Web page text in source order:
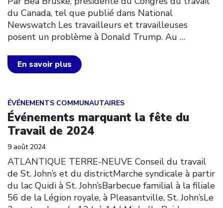
du Canada, tel que publié dans National
Newswatch Les travailleurs et travailleuses
posent un problème à Donald Trump. Au …
En savoir plus
ÉVÉNEMENTS COMMUNAUTAIRES
Événements marquant la fête du
Travail de 2024
9 août 2024
ATLANTIQUE TERRE-NEUVE Conseil du travail
de St. John’s et du districtMarche syndicale à partir
du lac Quidi à St. John’sBarbecue familial à la filiale
56 de la Légion royale, à Pleasantville, St. John’sLe
Click to open the link